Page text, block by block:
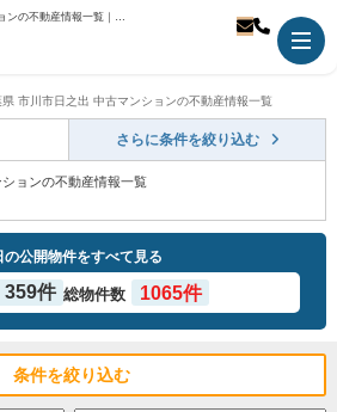
千葉県 市川市日之出 中古マンションの不動産情報一覧｜市川市の不動産のことなら優和住宅
県 市川市日之出 中古マンションの不動産情報一覧
さらに条件を絞り込む
ョンの不動産情報一覧
の公開物件をすべて見る
359件 総物件数 1065件
条件を絞り込む